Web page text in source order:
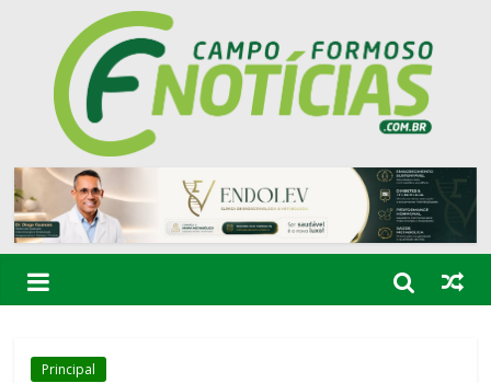
Principal